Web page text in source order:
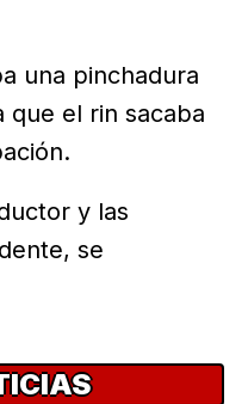
una pinchadura
que el rin sacaba
y las
se